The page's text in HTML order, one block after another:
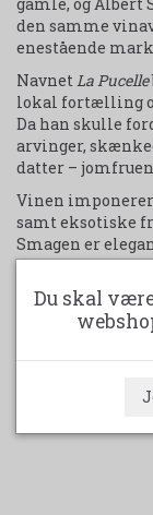
den samme
enestående
NavnetLa Pucelle
lokal fortælling
Da han skulle
arvinger,
datter –
Vinen
samt eksotiske
Smagen er
friskhed og
den lange,
Vinen serveres
Du skal